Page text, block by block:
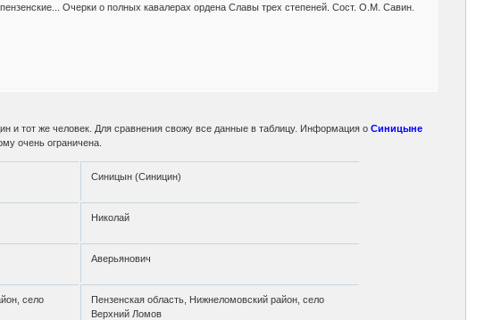
Очерки о полных кавалерах ордена Славы трех степеней. Сост. О.М. Савин.
и тот же человек. Для сравнения свожу все данные в таблицу. Информация оСиницыне
очень ограничена.
Синицын (Синицин)
Николай
Аверьянович
село
Пензенская область, Нижнеломовский район, село
Верхний Ломов